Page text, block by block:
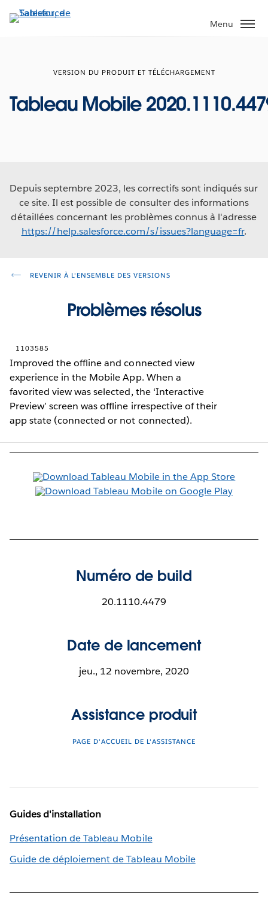
Aller
au
Menu
VERSION DU PRODUIT ET TÉLÉCHARGEMENT
Tableau Mobile
Depuis septembre 2023, les correctifs sont indiqués sur
ce site. Il est possible de consulter des informations
détaillées concernant les problèmes connus à l'adresse
https://help.salesforce.com/s/issues?language=fr.
REVENIR À L'ENSEMBLE DES VERSIONS
Problèmes résolus
1103585
Improved the offline and connected view
experience in the Mobile App. When a
favorited view was selected, the ‘Interactive
Preview’ screen was offline irrespective of their
app state (connected or not connected).
Numéro de build
20.1110.4479
Date de lancement
jeu., 12 novembre, 2020
Assistance produit
PAGE D'ACCUEIL DE L'ASSISTANCE
Guides d'installation
Présentation de Tableau Mobile
Guide de déploiement de Tableau Mobile